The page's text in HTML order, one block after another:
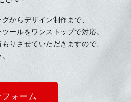
からデザイン制作まで、
ールをワンストップで対応。
りさせていただきますので、
ォーム